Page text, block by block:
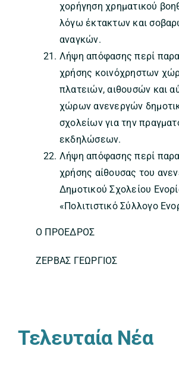
χορήγηση χρηματικού
λόγω έκτακτων και
αναγκών.
Λήψη απόφασης περί
χρήσης κοινόχρηστων
πλατειών, αιθουσών και
χώρων ανενεργών
σχολείων για την
εκδηλώσεων.
Λήψη απόφασης περί
χρήσης αίθουσας του
Δημοτικού Σχολείου
«Πολιτιστικό Σύλλογο
Ο ΠΡΟΕΔΡΟΣ
ΖΕΡΒΑΣ ΓΕΩΡΓΙΟΣ
Τελευταία Νέα